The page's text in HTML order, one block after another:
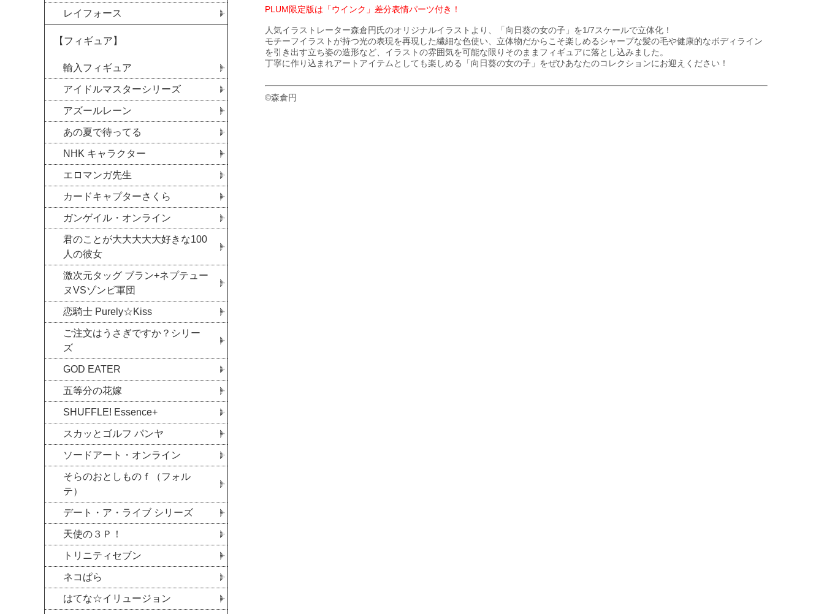
PLUM限定版は「ウインク」差分表情パーツ付き！
人気イラストレーター森倉円氏のオリジナルイラストより、「向日葵の女の子」を1/7スケールで立体化！
モチーフイラストが持つ光の表現を再現した繊細な色使い、立体物だからこそ楽しめるシャープな髪の毛や健康的なボディライン
を引き出す立ち姿の造形など、イラストの雰囲気を可能な限りそのままフィギュアに落とし込みました。
丁寧に作り込まれアートアイテムとしても楽しめる「向日葵の女の子」をぜひあなたのコレクションにお迎えください！
©森倉円
レイフォース
【フィギュア】
輸入フィギュア
アイドルマスターシリーズ
アズールレーン
あの夏で待ってる
NHK キャラクター
エロマンガ先生
カードキャプターさくら
ガンゲイル・オンライン
君のことが大大大大大好きな100
人の彼女
激次元タッグ ブラン+ネプテュー
ヌVSゾンビ軍団
恋騎士 Purely☆Kiss
ご注文はうさぎですか？シリー
ズ
GOD EATER
五等分の花嫁
SHUFFLE! Essence+
スカッとゴルフ パンヤ
ソードアート・オンライン
そらのおとしものｆ（フォル
テ）
デート・ア・ライブ シリーズ
天使の３Ｐ！
トリニティセブン
ネコぱら
はてな☆イリュージョン